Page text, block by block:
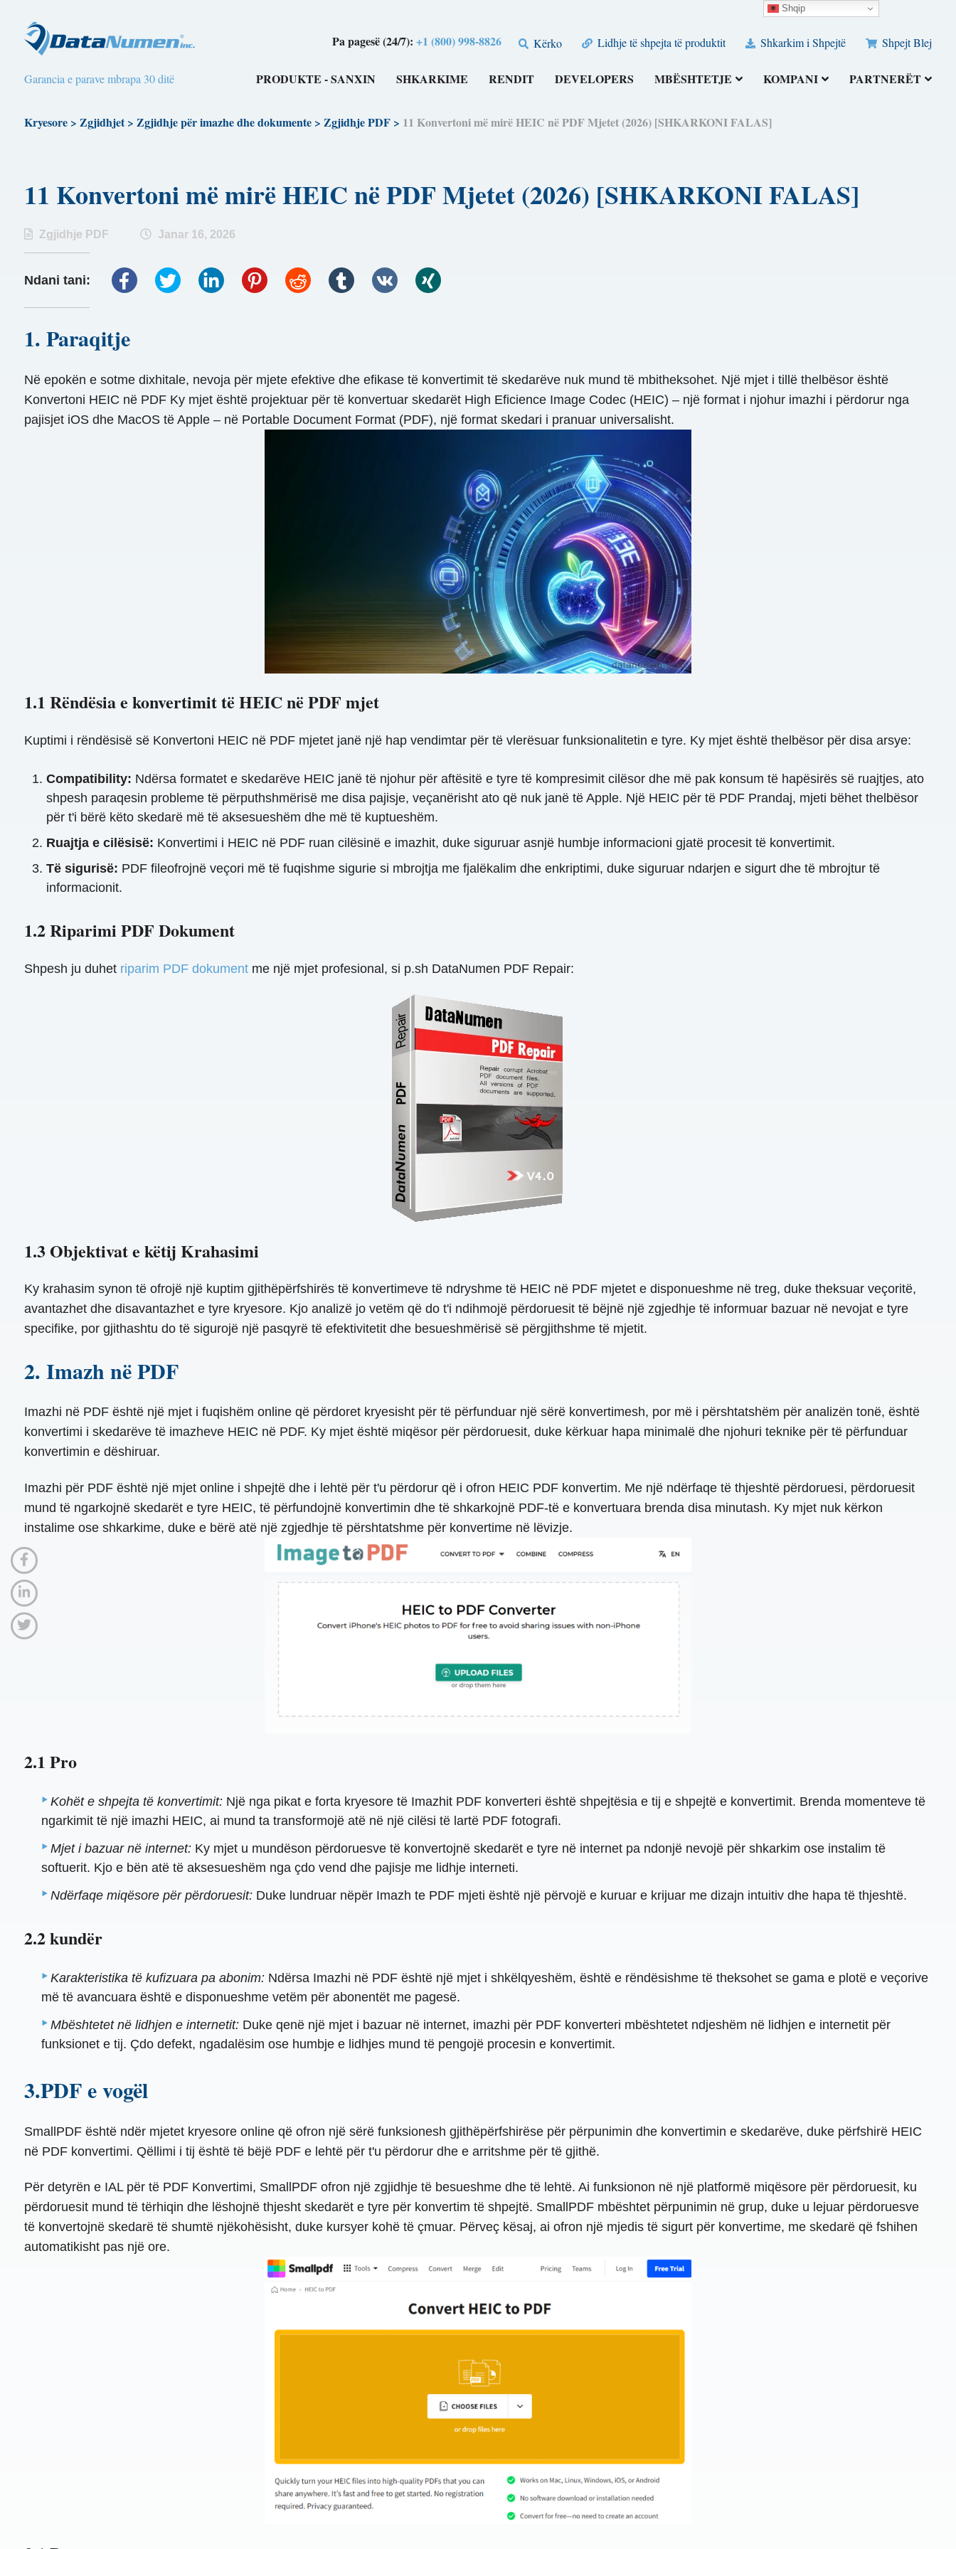
Pa pagesë (24/7):+1 (800) 998-8826 Kërko Lidhje të shpejta të produktit Shkarkim i Shpejtë Shpejt Blej
Garancia e parave mbrapa 30 ditë PRODUKTE - SANXIN SHKARKIME RENDIT DEVELOPERS MBËSHTETJE KOMPANI PARTNERËT
Kryesore> Zgjidhjet> Zgjidhje për imazhe dhe dokumente> Zgjidhje PDF> 11 Konvertoni më mirë HEIC në PDF Mjetet (2026) [SHKARKONI FALAS]
11 Konvertoni më mirë HEIC në PDF Mjetet (2026) [SHKARKONI FALAS]
Zgjidhje PDF Janar 16, 2026
Ndani tani:
1. Paraqitje
Në epokën e sotme dixhitale, nevoja për mjete efektive dhe efikase të konvertimit të skedarëve nuk mund të mbitheksohet. Një mjet i tillë thelbësor është
Konvertoni HEIC në PDF Ky mjet është projektuar për të konvertuar skedarët High Eficience Image Codec (HEIC) – një format i njohur imazhi i përdorur nga
pajisjet iOS dhe MacOS të Apple – në Portable Document Format (PDF), një format skedari i pranuar universalisht.
1.1 Rëndësia e konvertimit të HEIC në PDF mjet
Kuptimi i rëndësisë së Konvertoni HEIC në PDF mjetet janë një hap vendimtar për të vlerësuar funksionalitetin e tyre. Ky mjet është thelbësor për disa arsye:
Compatibility: Ndërsa formatet e skedarëve HEIC janë të njohur për aftësitë e tyre të kompresimit cilësor dhe më pak konsum të hapësirës së ruajtjes, ato
shpesh paraqesin probleme të përputhshmërisë me disa pajisje, veçanërisht ato që nuk janë të Apple. Një HEIC për të PDF Prandaj, mjeti bëhet thelbësor
për t'i bërë këto skedarë më të aksesueshëm dhe më të kuptueshëm.
Ruajtja e cilësisë: Konvertimi i HEIC në PDF ruan cilësinë e imazhit, duke siguruar asnjë humbje informacioni gjatë procesit të konvertimit.
Të sigurisë: PDF fileofrojnë veçori më të fuqishme sigurie si mbrojtja me fjalëkalim dhe enkriptimi, duke siguruar ndarjen e sigurt dhe të mbrojtur të
informacionit.
1.2 Riparimi PDF Dokument
Shpesh ju duhet riparim PDF dokumentme një mjet profesional, si p.sh DataNumen PDF Repair:
1.3 Objektivat e këtij Krahasimi
Ky krahasim synon të ofrojë një kuptim gjithëpërfshirës të konvertimeve të ndryshme të HEIC në PDF mjetet e disponueshme në treg, duke theksuar veçoritë,
avantazhet dhe disavantazhet e tyre kryesore. Kjo analizë jo vetëm që do t'i ndihmojë përdoruesit të bëjnë një zgjedhje të informuar bazuar në nevojat e tyre
specifike, por gjithashtu do të sigurojë një pasqyrë të efektivitetit dhe besueshmërisë së përgjithshme të mjetit.
2. Imazh në PDF
Imazhi në PDF është një mjet i fuqishëm online që përdoret kryesisht për të përfunduar një sërë konvertimesh, por më i përshtatshëm për analizën tonë, është
konvertimi i skedarëve të imazheve HEIC në PDF. Ky mjet është miqësor për përdoruesit, duke kërkuar hapa minimalë dhe njohuri teknike për të përfunduar
konvertimin e dëshiruar.
Imazhi për PDF është një mjet online i shpejtë dhe i lehtë për t'u përdorur që i ofron HEIC PDF konvertim. Me një ndërfaqe të thjeshtë përdoruesi, përdoruesit
mund të ngarkojnë skedarët e tyre HEIC, të përfundojnë konvertimin dhe të shkarkojnë PDF-të e konvertuara brenda disa minutash. Ky mjet nuk kërkon
instalime ose shkarkime, duke e bërë atë një zgjedhje të përshtatshme për konvertime në lëvizje.
2.1 Pro
Kohët e shpejta të konvertimit: Një nga pikat e forta kryesore të Imazhit PDF konverteri është shpejtësia e tij e shpejtë e konvertimit. Brenda momenteve të
ngarkimit të një imazhi HEIC, ai mund ta transformojë atë në një cilësi të lartë PDF fotografi.
Mjet i bazuar në internet: Ky mjet u mundëson përdoruesve të konvertojnë skedarët e tyre në internet pa ndonjë nevojë për shkarkim ose instalim të
softuerit. Kjo e bën atë të aksesueshëm nga çdo vend dhe pajisje me lidhje interneti.
Ndërfaqe miqësore për përdoruesit: Duke lundruar nëpër Imazh te PDF mjeti është një përvojë e kuruar e krijuar me dizajn intuitiv dhe hapa të thjeshtë.
2.2 kundër
Karakteristika të kufizuara pa abonim: Ndërsa Imazhi në PDF është një mjet i shkëlqyeshëm, është e rëndësishme të theksohet se gama e plotë e veçorive
më të avancuara është e disponueshme vetëm për abonentët me pagesë.
Mbështetet në lidhjen e internetit: Duke qenë një mjet i bazuar në internet, imazhi për PDF konverteri mbështetet ndjeshëm në lidhjen e internetit për
funksionet e tij. Çdo defekt, ngadalësim ose humbje e lidhjes mund të pengojë procesin e konvertimit.
3.PDF e vogël
SmallPDF është ndër mjetet kryesore online që ofron një sërë funksionesh gjithëpërfshirëse për përpunimin dhe konvertimin e skedarëve, duke përfshirë HEIC
në PDF konvertimi. Qëllimi i tij është të bëjë PDF e lehtë për t'u përdorur dhe e arritshme për të gjithë.
Për detyrën e IAL për të PDF Konvertimi, SmallPDF ofron një zgjidhje të besueshme dhe të lehtë. Ai funksionon në një platformë miqësore për përdoruesit, ku
përdoruesit mund të tërhiqin dhe lëshojnë thjesht skedarët e tyre për konvertim të shpejtë. SmallPDF mbështet përpunimin në grup, duke u lejuar përdoruesve
të konvertojnë skedarë të shumtë njëkohësisht, duke kursyer kohë të çmuar. Përveç kësaj, ai ofron një mjedis të sigurt për konvertime, me skedarë që fshihen
automatikisht pas një ore.
Shqip